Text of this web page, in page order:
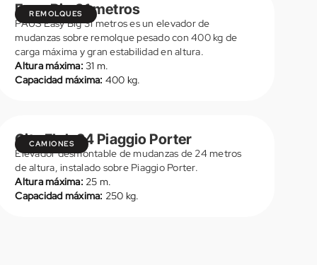
REMOLQUES
Easy Big 31 metros
PAUS Easy Big 31 metros es un elevador de
mudanzas sobre remolque pesado con 400 kg de
carga máxima y gran estabilidad en altura.
Altura máxima:31 m.
Capacidad máxima: 400 kg.
CAMIONES
City Floh 24 Piaggio Porter
Elevador desmontable de mudanzas de 24 metros
de altura, instalado sobre Piaggio Porter.
Altura máxima: 25 m.
Capacidad máxima: 250 kg.